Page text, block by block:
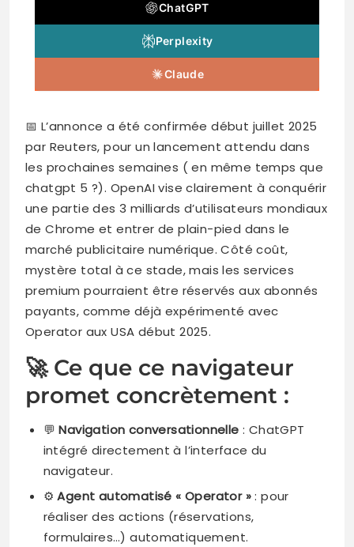
ChatGPT
Perplexity
Claude
📅 L’annonce a été confirmée début juillet 2025
par Reuters, pour un lancement attendu dans
les prochaines semaines ( en même temps que
chatgpt 5 ?). OpenAI vise clairement à conquérir
une partie des 3 milliards d’utilisateurs mondiaux
de Chrome et entrer de plain-pied dans le
marché publicitaire numérique. Côté coût,
mystère total à ce stade, mais les services
premium pourraient être réservés aux abonnés
payants, comme déjà expérimenté avec
Operator aux USA début 2025.
🚀 Ce que ce navigateur
promet concrètement :
💬Navigation conversationnelle : ChatGPT
intégré directement à l’interface du
navigateur.
⚙️Agent automatisé « Operator »: pour
réaliser des actions (réservations,
formulaires…) automatiquement.